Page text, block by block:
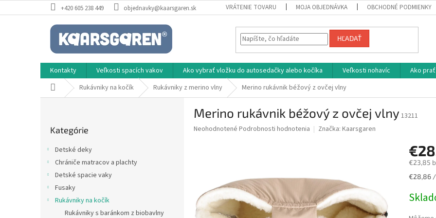
na
+420 605 238 449 objednavky@kaarsgaren.sk VRÁTENIE TOVARU MOJA OBJEDNÁVKA OBCHODNÉ PODMIENKY
HĽADAŤ
Kontakty Veľkosti spacích vakov Ako vybrať vložku do autosedačky alebo kočíka Veľkosti nohavíc Ako
DomovRukávniky na kočík Rukávniky z merino vlny Merino rukávnik béžový z ovčej vlny
kategórie
Kategórie
Detské deky
Chrániče matracov a plachty
Detské spacie vaky
Fusaky
Rukávniky na kočík
Rukávniky s baránkom z biobavlny
Merino rukávnik béžový z ovčej vlny 13211
Priemerné
hviezdičiek.
Neohodnotené Podrobnosti hodnotenia Značka: Kaarsgaren
€23,85
€28,86 /